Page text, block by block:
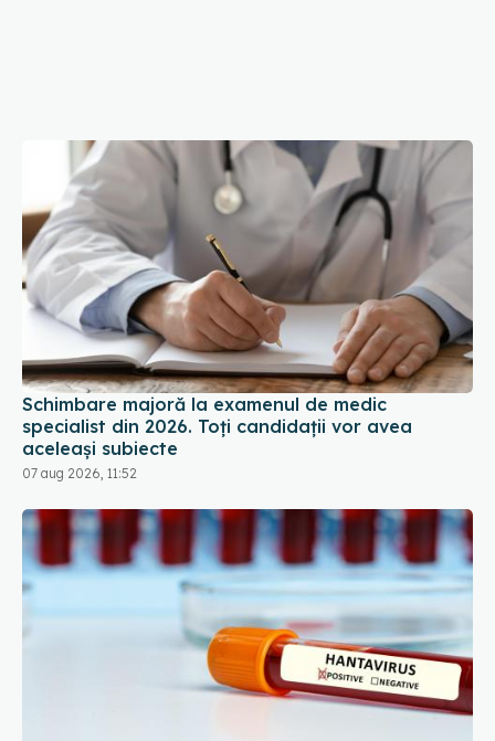
Schimbare majoră la examenul de medic
specialist din 2026. Toți candidații vor avea
aceleași subiecte
07 aug 2026, 11:52